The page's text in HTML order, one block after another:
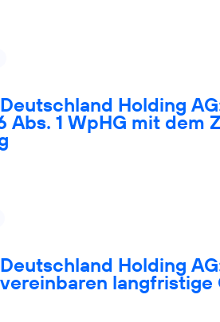
Holding
Abs. 1 WpHG mit dem
Holding
langfristige